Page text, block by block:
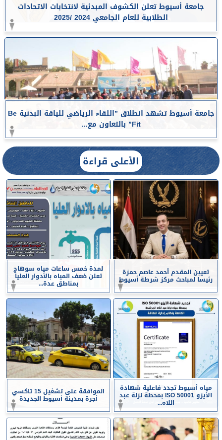
جامعة أسيوط تعلن الكشوف المبدئية لانتخابات الاتحادات
الطلابية للعام الجامعي 2024 /2025
جامعة أسيوط تشهد انطلاق ”اللقاء الرياضي للياقة البدنية Be
Fit” بالتعاون مع...
الأعلى قراءة
تعيين المقدم أحمد عاصم حمزة
رئيسا لمباحث مركز شرطة أسيوط
لمدة خمس ساعات مياه سوهاج
تعلن ضعف المياه بالأدوار العليا
بمناطق عدة...
مياه أسيوط تجدد فاعلية شهادة
الأيزو ISO 50001 بمحطة نزلة عبد
اللاه...
الموافقة على تشغيل 15 تاكسي
أجرة بمدينة أسيوط الجديدة